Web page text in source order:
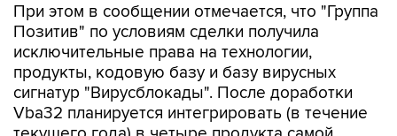
При этом в сообщении отмечается, что "Группа
Позитив" по условиям сделки получила
исключительные права на технологии,
продукты, кодовую базу и базу вирусных
сигнатур "Вирусблокады". После доработки
Vba32 планируется интегрировать (в течение